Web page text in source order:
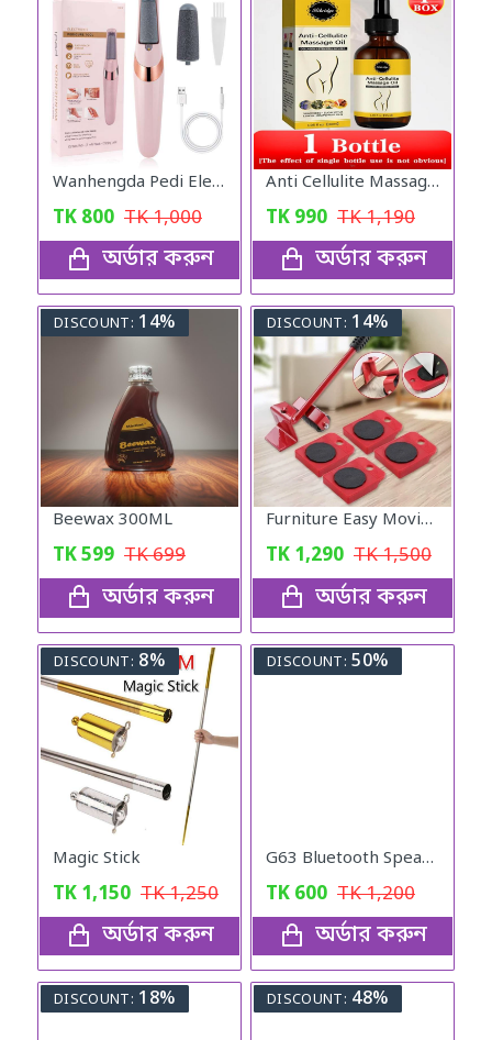
Wanhengda Pedi Electronic Finishing Touch Tool and Callus Remover
TK 800 TK1,000
অর্ডার করুন
Anti Cellulite Massage Oil
TK 990 TK1,190
অর্ডার করুন
DISCOUNT: 14%
Beewax 300ML
TK599 TK699
অর্ডার করুন
DISCOUNT: 14%
Furniture Easy Moving Tool Set, Heavy Furniture Moving & Lifting System
TK 1,290 TK1,500
অর্ডার করুন
DISCOUNT: 8%
Magic Stick
TK 1,150 TK1,250
অর্ডার করুন
DISCOUNT: 50%
G63 Bluetooth Speaker Atmosphere Light Wireless Charger
TK 600 TK1,200
অর্ডার করুন
DISCOUNT: 18% DISCOUNT: 48%